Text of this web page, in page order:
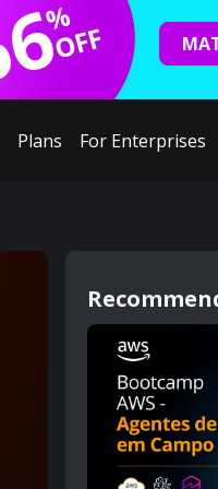
%
OFF
Plans For Enterprises